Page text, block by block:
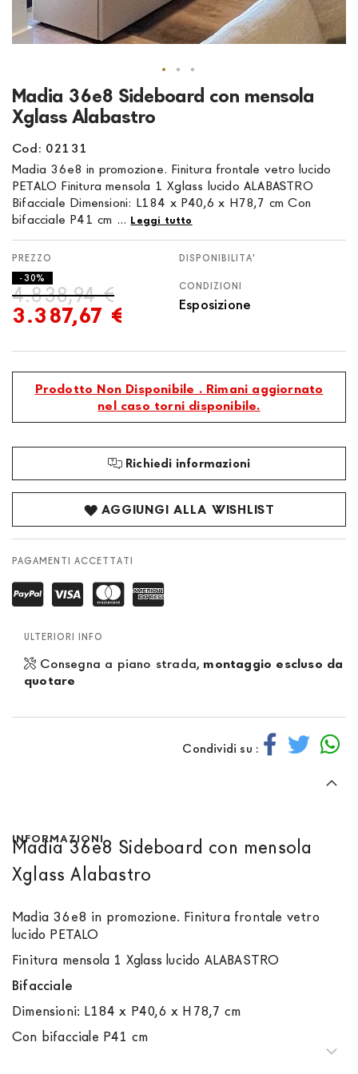
Madia 36e8 Sideboard con mensola
Xglass Alabastro
Cod: 02131
Madia 36e8 in promozione. Finitura frontale vetro lucido
PETALO Finitura mensola 1 Xglass lucido ALABASTRO
Bifacciale Dimensioni: L184 x P40,6 x H78,7 cm Con
bifacciale P41 cm ... Leggi tutto
3.387,67 €
4.838,94 €
- 30%
DISPONIBILITA'
CONDIZIONI
Esposizione
Prodotto Non Disponibile . Rimani aggiornato
nel caso torni disponibile.
Richiedi informazioni
AGGIUNGI ALLA WISHLIST
PAGAMENTI ACCETTATI
ULTERIORI INFO
Consegna a piano strada, montaggio escluso da
quotare
Condividi su :
Vai
all'inizio
della
galleria
di
immagini
INFORMAZIONI
Madia 36e8 Sideboard con mensola
Xglass Alabastro
Madia 36e8 in promozione. Finitura frontale vetro
lucido PETALO
Finitura mensola 1 Xglass lucido ALABASTRO
Bifacciale
Dimensioni: L184 x P40,6 x H78,7 cm
Con bifacciale P41 cm